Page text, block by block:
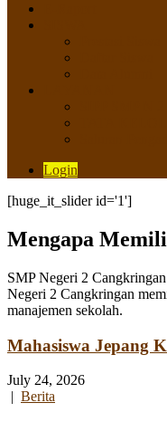
Login
[huge_it_slider id='1']
Mengapa
SMP Negeri 2
Negeri 2 Cangkringan
manajemen sekolah.
Mahasiswa Jepang
July 24, 2026
| Berita